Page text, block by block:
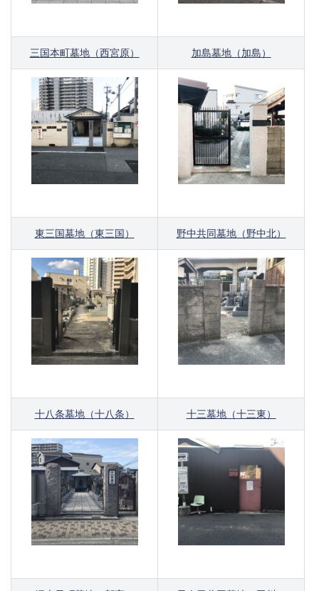
三国本町墓地（西宮原） 加島墓地（加島）
東三国墓地（東三国 ） 野中共同墓地（野中北）
十八条墓地（十八条） 十三墓地（十三東）